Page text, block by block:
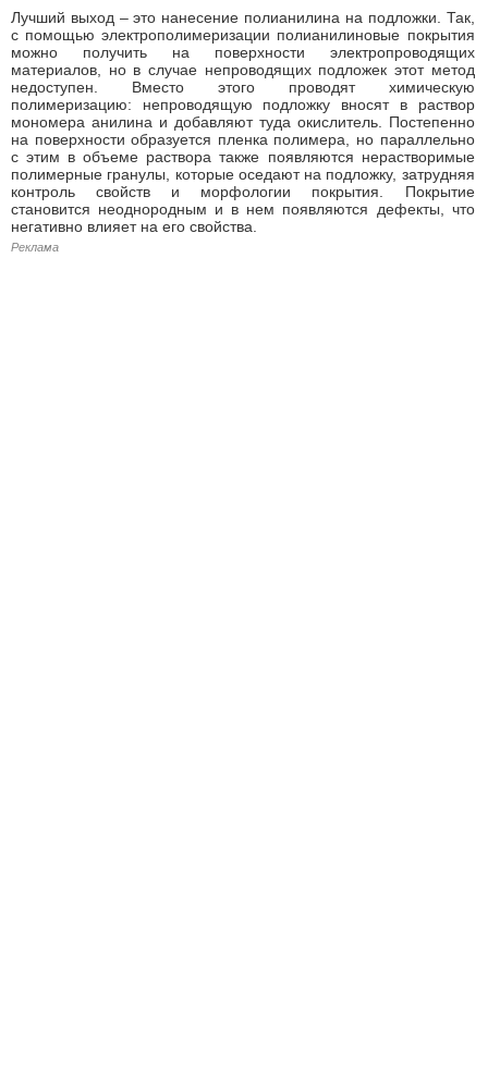
Лучший выход – это нанесение полианилина на подложки. Так,
с помощью электрополимеризации полианилиновые покрытия
можно получить на поверхности электропроводящих
материалов, но в случае непроводящих подложек этот метод
недоступен. Вместо этого проводят химическую
полимеризацию: непроводящую подложку вносят в раствор
мономера анилина и добавляют туда окислитель. Постепенно
на поверхности образуется пленка полимера, но параллельно
с этим в объеме раствора также появляются нерастворимые
полимерные гранулы, которые оседают на подложку, затрудняя
контроль свойств и морфологии покрытия. Покрытие
становится неоднородным и в нем появляются дефекты, что
негативно влияет на его свойства.
Реклама